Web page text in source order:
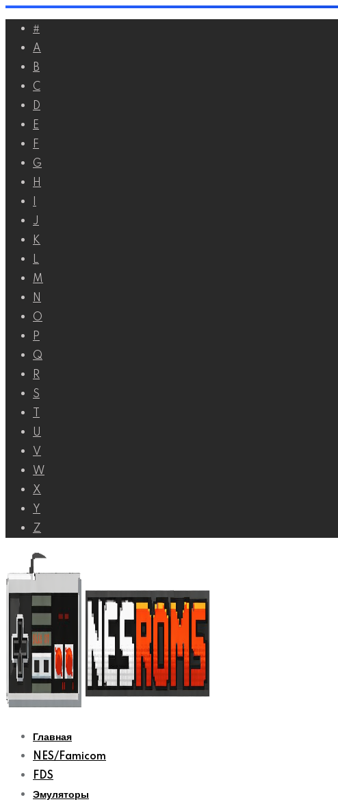
Перейти
контенту
#
A
B
C
D
E
F
G
H
J
K
L
M
N
O
P
Q
R
S
U
V
W
X
Y
Z
Главная
NES/Famicom
FDS
Эмуляторы